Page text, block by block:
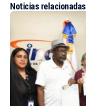
Noticias relacionadas